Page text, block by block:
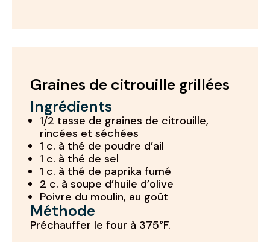
Graines de citrouille grillées
Ingrédients
1/2 tasse de graines de citrouille,
rincées et séchées
1 c. à thé de poudre d’ail
1 c. à thé de sel
1 c. à thé de paprika fumé
2 c. à soupe d’huile d’olive
Poivre du moulin, au goût
Méthode
Préchauffer le four à 375°F.